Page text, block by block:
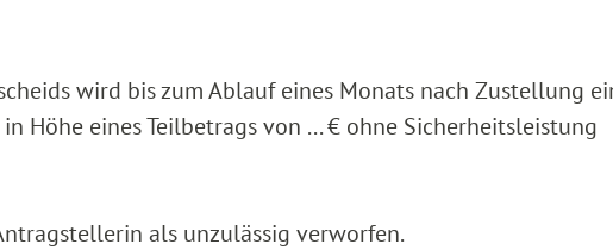
wird bis zum Ablauf eines Monats nach Zustellung
Höhe eines Teilbetrags von ... € ohne Sicherheitsleistung
als unzulässig verworfen.